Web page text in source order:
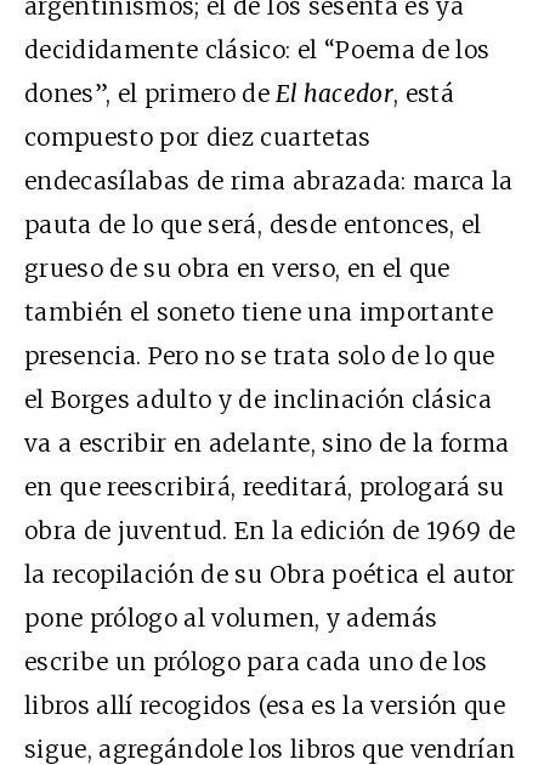
argentinismos; el de los sesenta es ya
decididamente clásico: el “Poema de los
dones”, el primero de El hacedor, está
compuesto por diez cuartetas
endecasílabas de rima abrazada: marca la
pauta de lo que será, desde entonces, el
grueso de su obra en verso, en el que
también el soneto tiene una importante
presencia. Pero no se trata solo de lo que
el Borges adulto y de inclinación clásica
va a escribir en adelante, sino de la forma
en que reescribirá, reeditará, prologará su
obra de juventud. En la edición de 1969 de
la recopilación de su Obra poética el autor
pone prólogo al volumen, y además
escribe un prólogo para cada uno de los
libros allí recogidos (esa es la versión que
sigue, agregándole los libros que vendrían